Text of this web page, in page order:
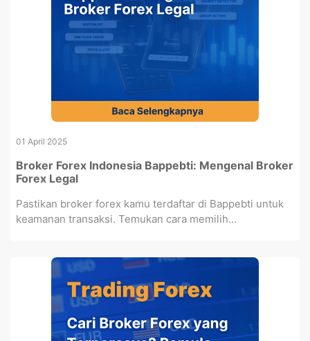
01 April 2025
Broker Forex Indonesia Bappebti: Mengenal Broker
Forex Legal
Pastikan broker forex kamu terdaftar di Bappebti untuk
keamanan transaksi. Temukan cara memilih...